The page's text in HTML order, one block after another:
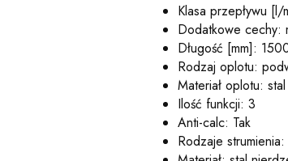
Klasa przepływu
Dodatkowe cechy:
Długość [mm]:
Rodzaj oplotu:
Materiał oplotu:
Ilość funkcji: 3
Anti-calc: Tak
Rodzaje